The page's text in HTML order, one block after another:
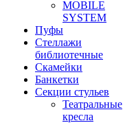
MOBILE
SYSTEM
Пуфы
Стеллажи
библиотечные
Скамейки
Банкетки
Секции стульев
Театральные
кресла